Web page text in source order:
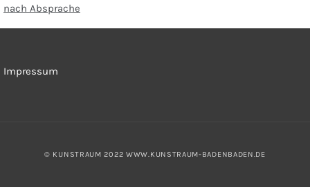
nach Absprache
Impressum
© KUNSTRAUM 2022 WWW.KUNSTRAUM-BADENBADEN.DE